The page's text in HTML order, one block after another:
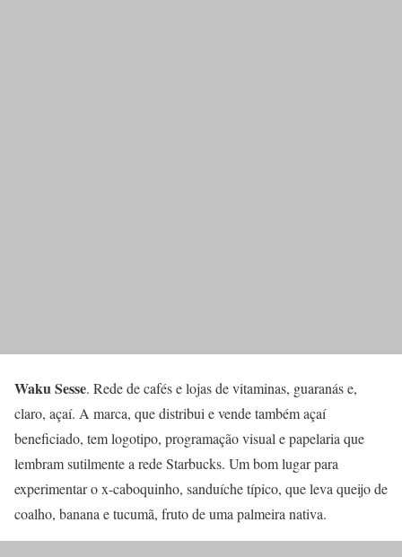
Waku Sesse. Rede de cafés e lojas de vitaminas, guaranás e,
claro, açaí. A marca, que distribui e vende também açaí
beneficiado, tem logotipo, programação visual e papelaria que
lembram sutilmente a rede Starbucks. Um bom lugar para
experimentar o x-caboquinho, sanduíche típico, que leva queijo de
coalho, banana e tucumã, fruto de uma palmeira nativa.